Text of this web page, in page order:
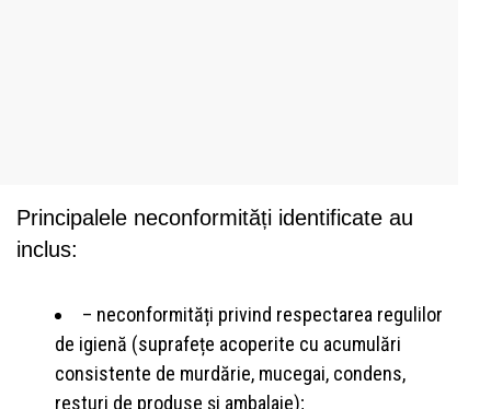
Principalele neconformități identificate au
inclus:
– neconformități privind respectarea regulilor
de igienă (suprafețe acoperite cu acumulări
consistente de murdărie, mucegai, condens,
resturi de produse și ambalaje);